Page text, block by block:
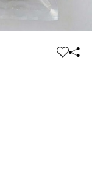
찜 공